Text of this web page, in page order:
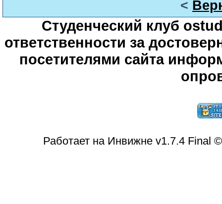
<
Студенческий клуб
ответственности за
посетителями сайта
Работает на Инвижне v1.7.4 Final